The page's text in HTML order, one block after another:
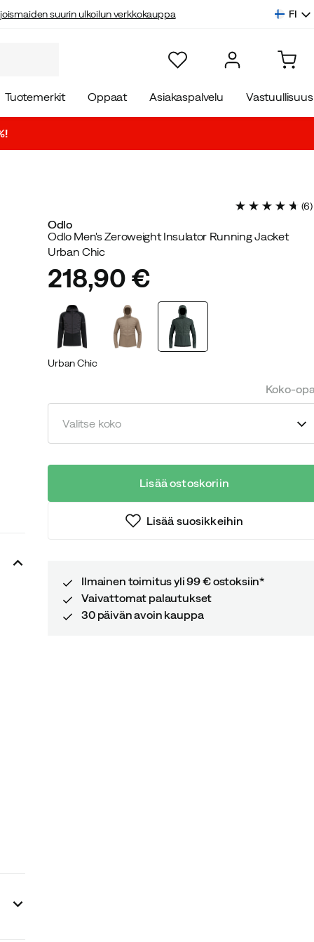
suurin ulkoilun verkkokauppa FI
Tuotemerkit Oppaat Asiakaspalvelu Vastuullisuus
(6)
Odlo
Odlo Men's Zeroweight Insulator Running Jacket
Urban Chic
price
218,90 €
Urban Chic
Koko-
Valitse koko
Lisää ostoskoriin
Lisää suosikkeihin
Ilmainen toimitus yli 99 € ostoksiin*
Vaivattomat palautukset
30 päivän avoin kauppa